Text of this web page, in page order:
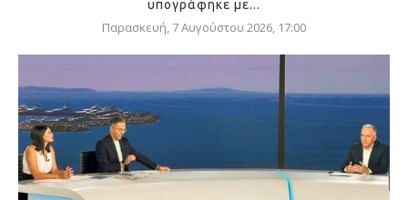
υπογράφηκε με...
Παρασκευή, 7 Αυγούστου 2026, 17:00